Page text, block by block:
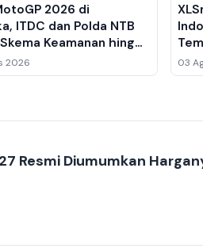
2026 di
ITDC dan Polda NTB
Keamanan hingga
Lalu Lintas
2026 03
Resmi Diumumkan